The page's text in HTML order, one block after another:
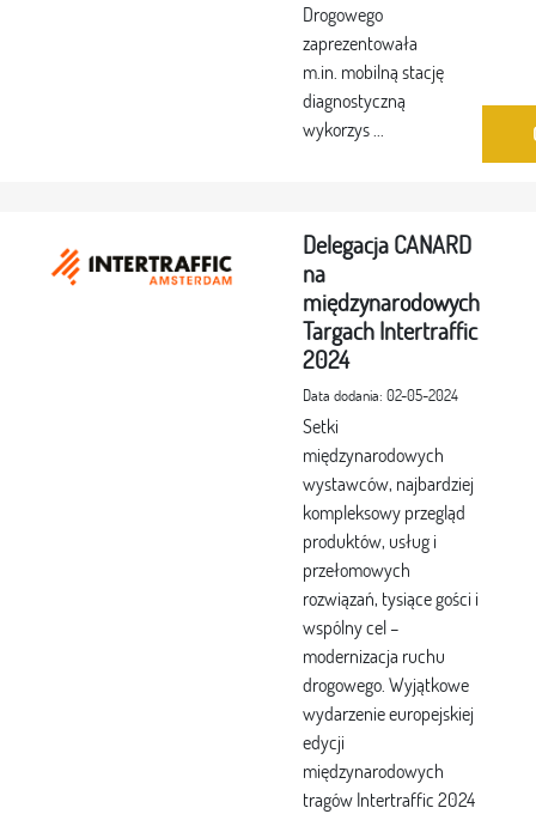
Drogowego
zaprezentowała
m.in. mobilną stację
diagnostyczną
wykorzys ...
Delegacja CANARD
na
międzynarodowych
Targach Intertraffic
2024
Data dodania: 02-05-2024
Setki
międzynarodowych
wystawców, najbardziej
kompleksowy przegląd
produktów, usług i
przełomowych
rozwiązań, tysiące gości i
wspólny cel –
modernizacja ruchu
drogowego. Wyjątkowe
wydarzenie europejskiej
edycji
międzynarodowych
tragów Intertraffic 2024